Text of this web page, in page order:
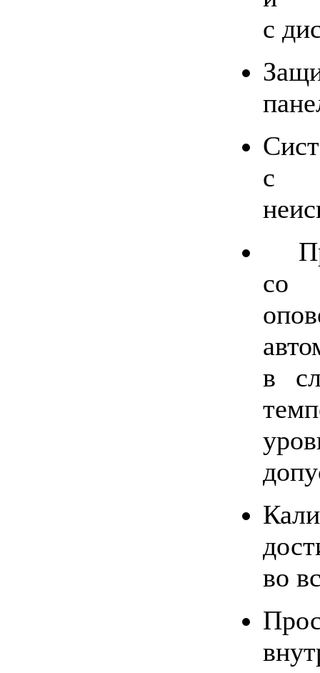
с
с
со
в
во